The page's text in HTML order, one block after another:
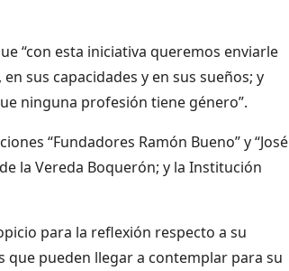
“con esta iniciativa queremos enviarle
sus capacidades y en sus sueños; y
ninguna profesión tiene género”.
“Fundadores Ramón Bueno” y “José
la Vereda Boquerón; y la Institución
para la reflexión respecto a su
pueden llegar a contemplar para su